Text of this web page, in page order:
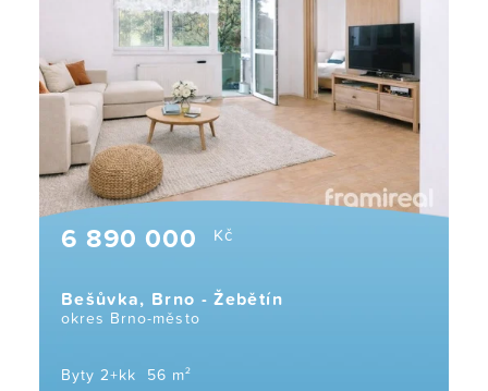
6 890 000 Kč
Bešůvka, Brno - Žebětín
okres Brno-město
Byty 2+kk 56 m²